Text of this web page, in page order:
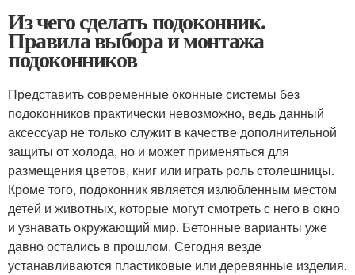
Из чего сделать подоконник.
Правила выбора и монтажа
подоконников
Представить современные оконные системы без
подоконников практически невозможно, ведь данный
аксессуар не только служит в качестве дополнительной
защиты от холода, но и может применяться для
размещения цветов, книг или играть роль столешницы.
Кроме того, подоконник является излюбленным местом
детей и животных, которые могут смотреть с него в окно
и узнавать окружающий мир. Бетонные варианты уже
давно остались в прошлом. Сегодня везде
устанавливаются пластиковые или деревянные изделия.